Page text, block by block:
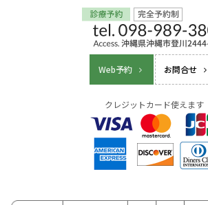
Web予約 お問合せ
クレジットカード使えます